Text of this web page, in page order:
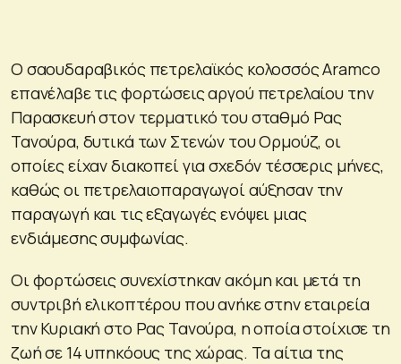
Ο σαουδαραβικός πετρελαϊκός κολοσσός Aramco
επανέλαβε τις φορτώσεις αργού πετρελαίου την
Παρασκευή στον τερματικό του σταθμό Ρας
Τανούρα, δυτικά των Στενών του Ορμούζ, οι
οποίες είχαν διακοπεί για σχεδόν τέσσερις μήνες,
καθώς οι πετρελαιοπαραγωγοί αύξησαν την
παραγωγή και τις εξαγωγές ενόψει μιας
ενδιάμεσης συμφωνίας.
Οι φορτώσεις συνεχίστηκαν ακόμη και μετά τη
συντριβή ελικοπτέρου που ανήκε στην εταιρεία
την Κυριακή στο Ρας Τανούρα, η οποία στοίχισε τη
ζωή σε 14 υπηκόους της χώρας. Τα αίτια της